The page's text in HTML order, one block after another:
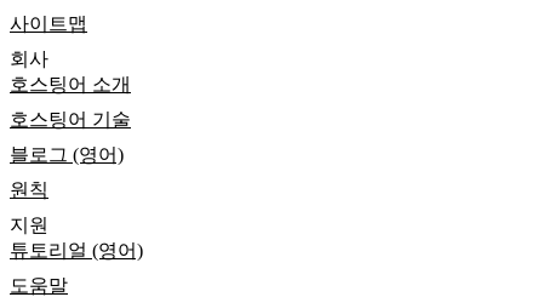
사이트맵
회사
호스팅어 소개
호스팅어 기술
블로그 (영어)
원칙
지원
튜토리얼 (영어)
도움말